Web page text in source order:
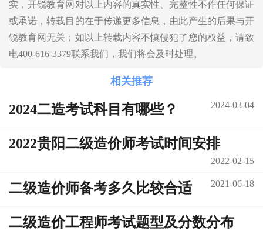
实，开锐教育网对以上内容的真实性、完整性不作任何保证
或承诺，转载目的在于传递更多信息，由此产生的后果与开
锐教育网无关；如以上转载内容不慎侵犯了您的权益，请致
电400-616-3379联系我们，我们将会及时处理。
相关推荐
2024二造考试科目有哪些？ 2024-03-04
2022贵阳二级造价师考试时间安排
2022-02-15
二级造价师备考多久比较合适 2021-06-18
二级造价工程师考试题型及分数分布